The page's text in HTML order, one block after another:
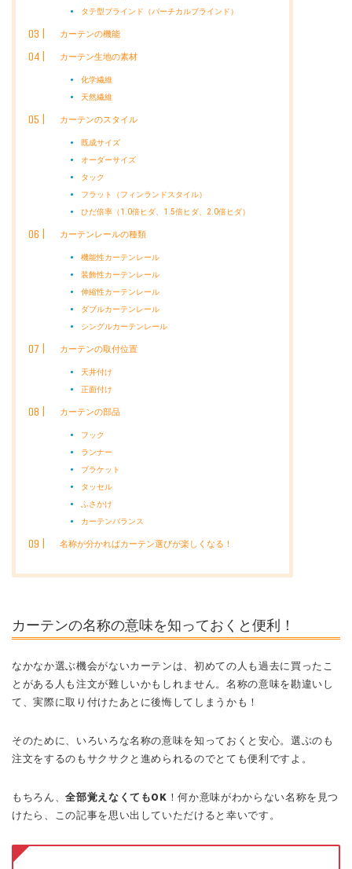
タテ型ブラインド（バーチカルブラインド）
カーテンの機能
カーテン生地の素材
化学繊維
天然繊維
カーテンのスタイル
既成サイズ
オーダーサイズ
タック
フラット（フィンランドスタイル）
ひだ倍率（1.0倍ヒダ、1.5倍ヒダ、2.0倍ヒダ）
カーテンレールの種類
機能性カーテンレール
装飾性カーテンレール
伸縮性カーテンレール
ダブルカーテンレール
シングルカーテンレール
カーテンの取付位置
天井付け
正面付け
カーテンの部品
フック
ランナー
ブラケット
タッセル
ふさかけ
カーテンバランス
名称が分かればカーテン選びが楽しくなる！
カーテンの名称の意味を知っておくと便利！
なかなか選ぶ機会がないカーテンは、初めての人も過去に買ったこ
とがある人も注文が難しいかもしれません。名称の意味を勘違いし
て、実際に取り付けたあとに後悔してしまうかも！
そのために、いろいろな名称の意味を知っておくと安心。選ぶのも
注文をするのもサクサクと進められるのでとても便利ですよ。
もちろん、全部覚えなくてもOK ！何か意味がわからない名称を見つ
けたら、この記事を思い出していただけると幸いです。